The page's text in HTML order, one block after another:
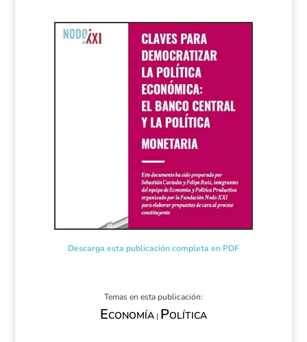
Descarga esta publicación completa en PDF
Temas en esta publicación:
Economía| Política